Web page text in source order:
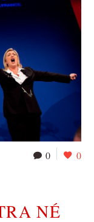
0 0
NÉ